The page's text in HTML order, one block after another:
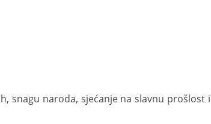
snagu naroda, sjećanje na slavnu prošlost i